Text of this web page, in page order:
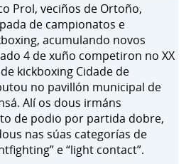
Prol, veciños de Ortoño,
de campionatos e
acumulando novos
4 de xuño competiron no XX
kickboxing Cidade de
no pavillón municipal de
Alí os dous irmáns
de podio por partida dobre,
nas súas categorías de
e “light contact”.